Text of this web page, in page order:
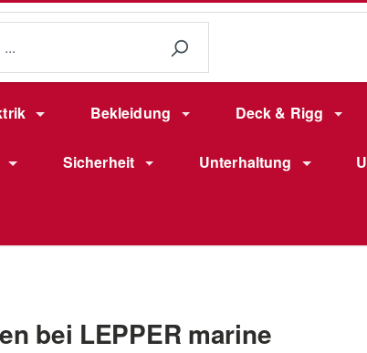
Bekleidung Deck & Rigg
Sicherheit Unterhaltung
bei LEPPER marine